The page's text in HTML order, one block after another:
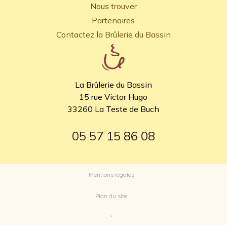
Nous trouver
Partenaires
Contactez la Brûlerie du Bassin
La Brûlerie du Bassin
15 rue Victor Hugo
33260 La Teste de Buch
05 57 15 86 08
Mentions légales
Plan du site
*